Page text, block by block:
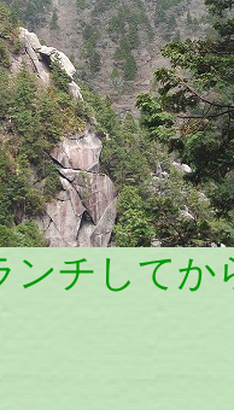
チしてか